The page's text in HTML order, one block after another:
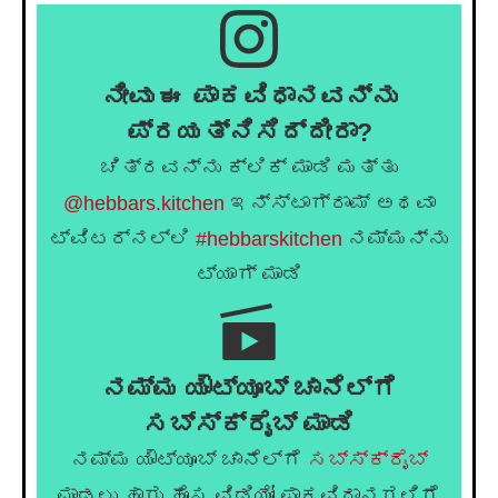
ನೀವು ಈ ಪಾಕವಿಧಾನವನ್ನು
ಪ್ರಯತ್ನಿಸಿದ್ದೀರಾ?
ಚಿತ್ರವನ್ನು ಕ್ಲಿಕ್ ಮಾಡಿ ಮತ್ತು
@hebbars.kitchen ಇನ್ಸ್ಟಾಗ್ರಾಮ್ ಅಥವಾ
ಟ್ವಿಟರ್‌ನಲ್ಲಿ #hebbarskitchen ನಮ್ಮನ್ನು
ಟ್ಯಾಗ್ ಮಾಡಿ
ನಮ್ಮ ಯೌಟ್ಯೂಬ್ ಚಾನೆಲ್ಗೆ
ಸಬ್ಸ್ಕ್ರೈಬ್ ಮಾಡಿ
ನಮ್ಮ ಯೌಟ್ಯೂಬ್ ಚಾನೆಲ್ಗೆ ಸಬ್ಸ್ಕ್ರೈಬ್